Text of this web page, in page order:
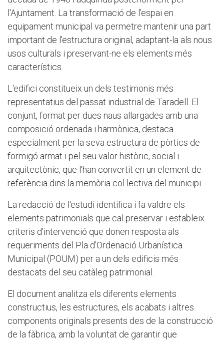
l'Ajuntament. La transformació de l'espai en
equipament municipal va permetre mantenir una part
important de l'estructura original, adaptant-la als nous
usos culturals i preservant-ne els elements més
característics.
L'edifici constitueix un dels testimonis més
representatius del passat industrial de Taradell. El
conjunt, format per dues naus allargades amb una
composició ordenada i harmònica, destaca
especialment per la seva estructura de pòrtics de
formigó armat i pel seu valor històric, social i
arquitectònic, que l'han convertit en un element de
referència dins la memòria col·lectiva del municipi.
La redacció de l'estudi identifica i fa valdre els
elements patrimonials que cal preservar i estableix
criteris d'intervenció que donen resposta als
requeriments del Pla d'Ordenació Urbanística
Municipal (POUM) per a un dels edificis més
destacats del seu catàleg patrimonial.
El document analitza els diferents elements
constructius, les estructures, els acabats i altres
components originals presents des de la construcció
de la fàbrica, amb la voluntat de garantir que